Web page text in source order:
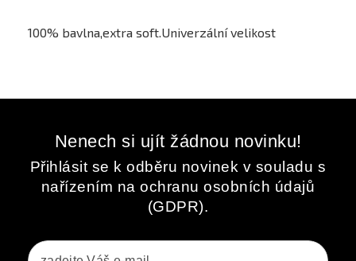
100% bavlna,extra soft.Univerzální velikost
Nenech si ujít žádnou novinku!
Přihlásit se k odběru novinek v souladu s
nařízením na ochranu osobních údajů
(GDPR).